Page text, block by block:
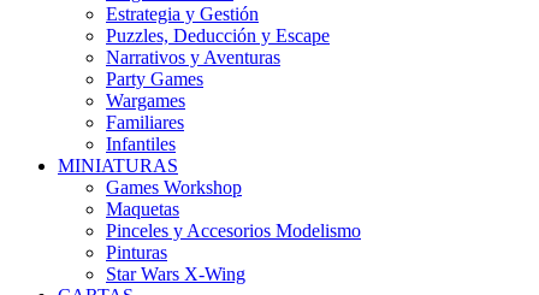
Estrategia y Gestión
Puzzles, Deducción y Escape
Narrativos y Aventuras
Party Games
Wargames
Familiares
Infantiles
MINIATURAS
Games Workshop
Maquetas
Pinceles y Accesorios Modelismo
Pinturas
Star Wars X-Wing